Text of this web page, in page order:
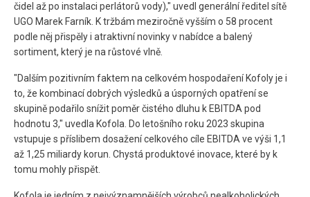
čidel až po instalaci perlátorů vody)," uvedl generální ředitel sítě
UGO Marek Farník. K tržbám meziročně vyšším o 58 procent
podle něj přispěly i atraktivní novinky v nabídce a balený
sortiment, který je na růstové vlně.
"Dalším pozitivním faktem na celkovém hospodaření Kofoly je i
to, že kombinací dobrých výsledků a úsporných opatření se
skupině podařilo snížit poměr čistého dluhu k EBITDA pod
hodnotu 3," uvedla Kofola. Do letošního roku 2023 skupina
vstupuje s příslibem dosažení celkového cíle EBITDA ve výši 1,1
až 1,25 miliardy korun. Chystá produktové inovace, které by k
tomu mohly přispět.